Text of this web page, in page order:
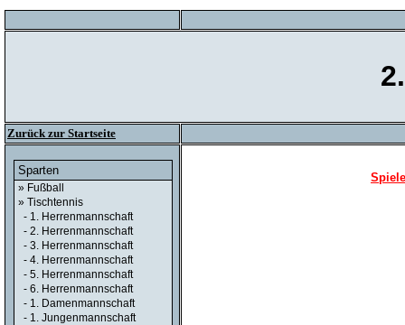
Zurück zur Startseite
Sparten
» Fußball
» Tischtennis
- 1. Herrenmannschaft
- 2. Herrenmannschaft
- 3. Herrenmannschaft
- 4. Herrenmannschaft
- 5. Herrenmannschaft
- 6. Herrenmannschaft
- 1. Damenmannschaft
- 1. Jungenmannschaft